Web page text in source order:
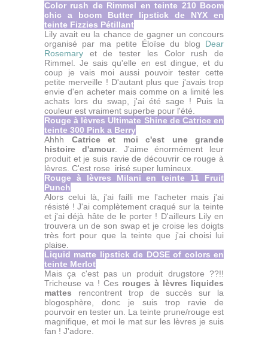
Color rush de Rimmel en teinte 210 Boom
chic a boom Butter lipstick de NYX en
teinte Fizzies Pétillant
Lily avait eu la chance de gagner un concours
organisé par ma petite Éloïse du blog Dear
Rosemary et de tester les Color rush de
Rimmel. Je sais qu'elle en est dingue, et du
coup je vais moi aussi pouvoir tester cette
petite merveille ! D'autant plus que j'avais trop
envie d'en acheter mais comme on a limité les
achats lors du swap, j'ai été sage ! Puis la
couleur est vraiment superbe pour l'été.
Rouge à lèvres Ultimate Shine de Catrice en
teinte 300 Pink a Berry
Ahhh Catrice et moi c'est une grande
histoire d'amour. J'aime énormément leur
produit et je suis ravie de découvrir ce rouge à
lèvres. C'est rose irisé super lumineux.
Rouge à lèvres Milani en teinte 11 Fruit
Punch
Alors celui là, j'ai failli me l'acheter mais j'ai
résisté ! J'ai complètement craqué sur la teinte
et j'ai déjà hâte de le porter ! D'ailleurs Lily en
trouvera un de son swap et je croise les doigts
très fort pour que la teinte que j'ai choisi lui
plaise.
Liquid matte lipstick de DOSE of colors en
teinte Merlot
Mais ça c'est pas un produit drugstore ??!!
Tricheuse va ! Ces rouges à lèvres liquides
mattes rencontrent trop de succès sur la
blogosphère, donc je suis trop ravie de
pourvoir en tester un. La teinte prune/rouge est
magnifique, et moi le mat sur les lèvres je suis
fan ! J'adore.